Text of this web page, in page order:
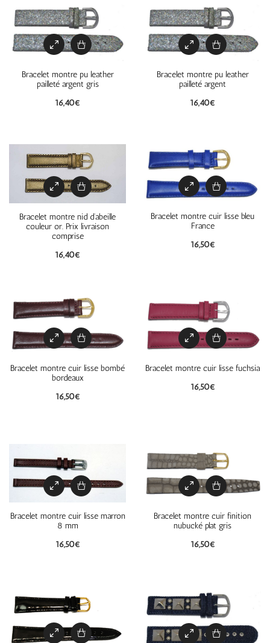
Bracelet montre pu leather
pailleté argent gris
16,40€
Bracelet montre pu leather
pailleté argent
16,40€
Bracelet montre nid d’abeille
couleur or. Prix livraison
comprise
16,40€
Bracelet montre cuir lisse bleu
France
16,50€
Bracelet montre cuir lisse bombé
bordeaux
16,50€
Bracelet montre cuir lisse fuchsia
16,50€
Bracelet montre cuir lisse marron
8 mm
16,50€
Bracelet montre cuir finition
nubucké plat gris
16,50€